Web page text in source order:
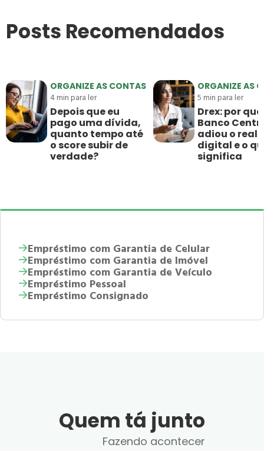
Posts Recomendados
ORGANIZE AS CONTAS
4min para ler
Depois que eu
pago uma dívida,
quanto tempo até
o score subir de
verdade?
ORGANIZE AS
5min para ler
Drex: por
Banco
adiou o real
digital e o
significa
Empréstimo com Garantia de Celular
Empréstimo com Garantia de Imóvel
Empréstimo com Garantia de Veículo
Empréstimo Pessoal
Empréstimo Consignado
Quem tá junto
Fazendo acontecer